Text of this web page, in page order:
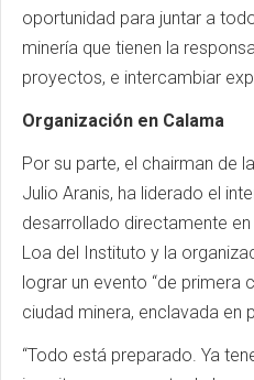
oportunidad para juntar a
minería que tienen la
proyectos, e intercambiar
Organización en Calama
Por su parte, el chairman de
Julio Aranis, ha liderado el
desarrollado directamente
Loa del Instituto y la
lograr un evento “de primera
ciudad minera, enclavada en
“Todo está preparado. Ya